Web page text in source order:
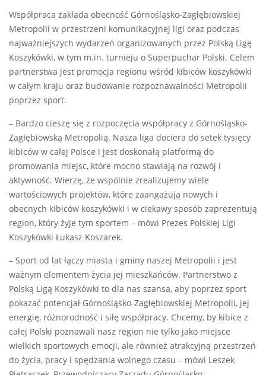
Współpraca zakłada obecność Górnośląsko-Zagłębiowskiej
Metropolii w przestrzeni komunikacyjnej ligi oraz podczas
najważniejszych wydarzeń organizowanych przez Polską Ligę
Koszykówki, w tym m.in. turnieju o Superpuchar Polski. Celem
partnerstwa jest promocja regionu wśród kibiców koszykówki
w całym kraju oraz budowanie rozpoznawalności Metropolii
poprzez sport.
– Bardzo cieszę się z rozpoczęcia współpracy z Górnośląsko-
Zagłębiowską Metropolią. Nasza liga dociera do setek tysięcy
kibiców w całej Polsce i jest doskonałą platformą do
promowania miejsc, które mocno stawiają na rozwój i
aktywność. Wierzę, że wspólnie zrealizujemy wiele
wartościowych projektów, które zaangażują nowych i
obecnych kibiców koszykówki i w ciekawy sposób zaprezentują
region, który żyje tym sportem – mówi Prezes Polskiej Ligi
Koszykówki Łukasz Koszarek.
– Sport od lat łączy miasta i gminy naszej Metropolii i jest
ważnym elementem życia jej mieszkańców. Partnerstwo z
Polską Ligą Koszykówki to dla nas szansa, aby poprzez sport
pokazać potencjał Górnośląsko-Zagłębiowskiej Metropolii, jej
energię, różnorodność i siłę współpracy. Chcemy, by kibice z
całej Polski poznawali nasz region nie tylko jako miejsce
wielkich sportowych emocji, ale również atrakcyjną przestrzeń
do życia, pracy i spędzania wolnego czasu – mówi Leszek